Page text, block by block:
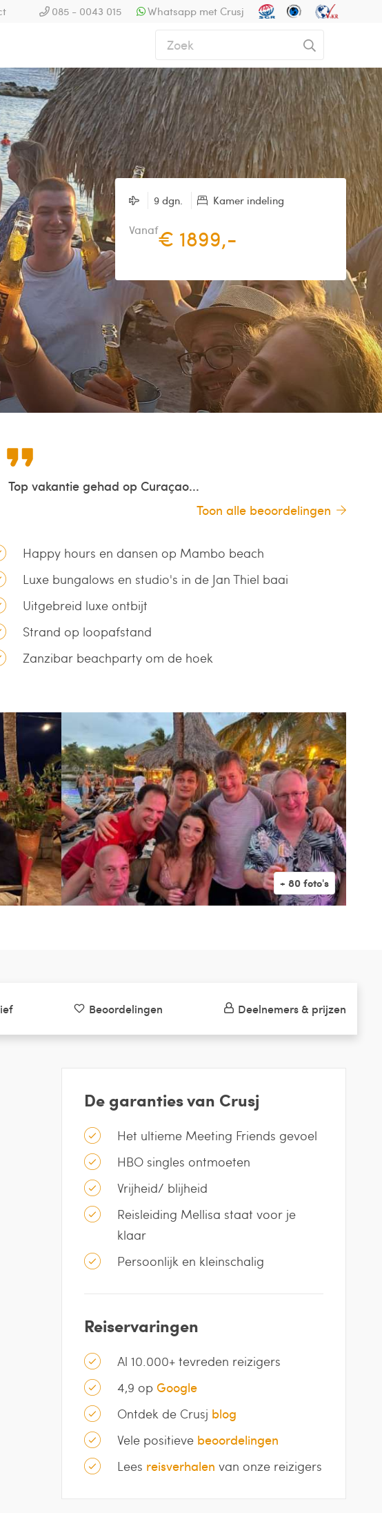
085 - 0043 015 Whatsapp met Crusj
9 dgn. Kamer indeling
Vanaf€ 1899,-
Top vakantie gehad op Curaçao...
Toon alle beoordelingen
Happy hours en dansen op Mambo beach
Luxe bungalows en studio's in de Jan Thiel baai
Uitgebreid luxe ontbijt
Strand op loopafstand
Zanzibar beachparty om de hoek
De garanties van Crusj
Het ultieme Meeting Friends gevoel
HBO singles ontmoeten
Vrijheid/ blijheid
Reisleiding Mellisa staat voor je
klaar
Persoonlijk en kleinschalig
Reiservaringen
Al 10.000+ tevreden reizigers
4,9 op Google
Ontdek de Crusj blog
Vele positieve beoordelingen
Lees reisverhalen van onze reizigers
Beoordelingen Deelnemers & prijzen